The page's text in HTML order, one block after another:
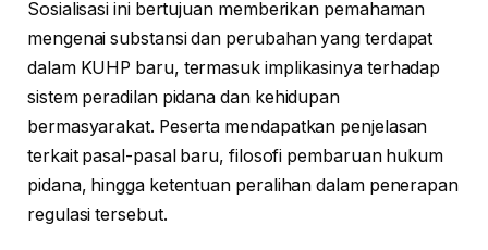
Sosialisasi ini bertujuan memberikan pemahaman
mengenai substansi dan perubahan yang terdapat
dalam KUHP baru, termasuk implikasinya terhadap
sistem peradilan pidana dan kehidupan
bermasyarakat. Peserta mendapatkan penjelasan
terkait pasal-pasal baru, filosofi pembaruan hukum
pidana, hingga ketentuan peralihan dalam penerapan
regulasi tersebut.